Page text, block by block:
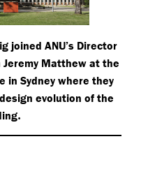
joined ANU’s Director
Jeremy Matthew at the
in Sydney where they
evolution of the
.